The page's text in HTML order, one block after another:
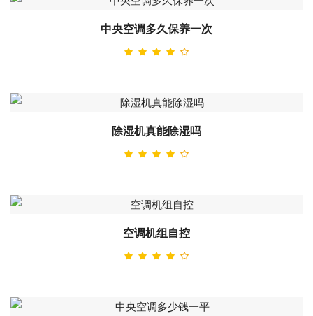
中央空调多久保养一次
除湿机真能除湿吗
空调机组自控